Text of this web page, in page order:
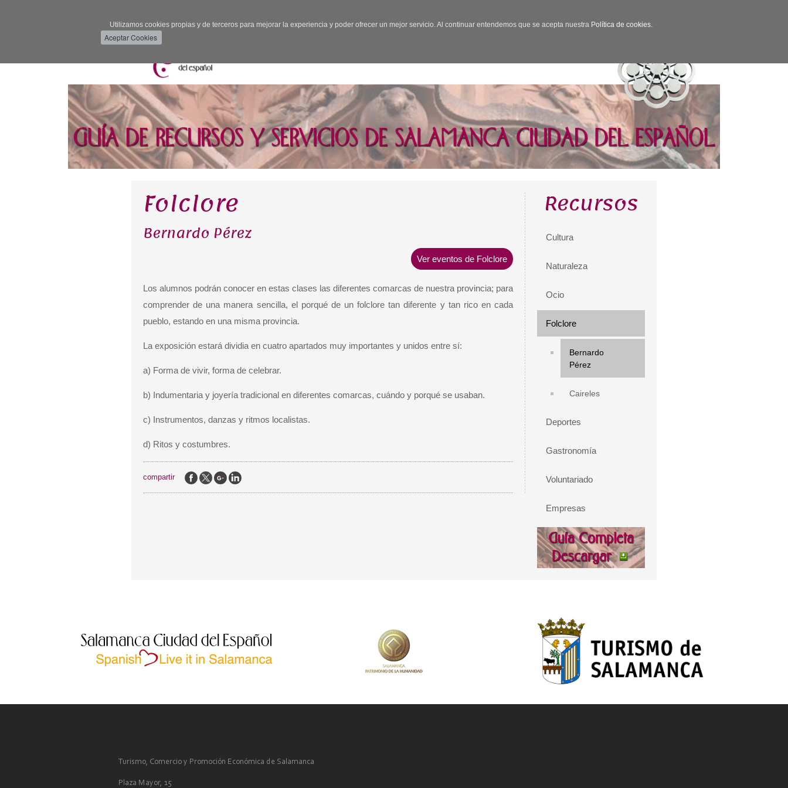
Utilizamos cookies propias y de terceros para mejorar la experiencia y poder ofrecer un mejor servicio. Al continuar entendemos que se acepta nuestra Política de cookies.
Folclore
Bernardo Pérez
Ver eventos de Folclore
Los alumnos podrán conocer en estas clases las diferentes comarcas de nuestra provincia; para
comprender de una manera sencilla, el porqué de un folclore tan diferente y tan rico en cada
pueblo, estando en una misma provincia.
La exposición estará dividia en cuatro apartados muy importantes y unidos entre sí:
a) Forma de vivir, forma de celebrar.
b) Indumentaria y joyería tradicional en diferentes comarcas, cuándo y porqué se usaban.
c) Instrumentos, danzas y ritmos localistas.
d) Ritos y costumbres.
compartir
Recursos
Cultura
Naturaleza
Ocio
Folclore
Bernardo
Pérez
Caireles
Deportes
Gastronomía
Voluntariado
Empresas
Turismo, Comercio y Promoción Económica de Salamanca
Plaza Mayor, 15